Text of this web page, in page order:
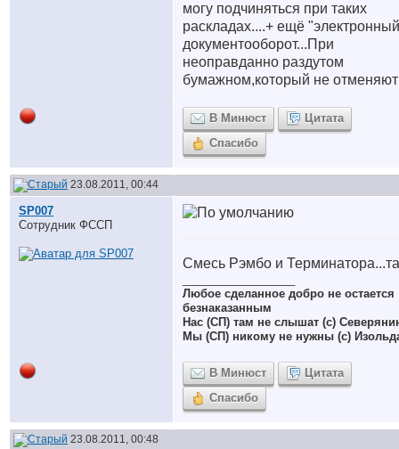
могу подчиняться при таких
раскладах....+ ещё
документооборот...При
неоправданно раздутом
бумажном,который не отменяют
В Минюст
Цитата
Спасибо
23.08.2011, 00:44
SP007
Сотрудник ФССП
Смесь Рэмбо и
Любое сделанное добро не остается
безнаказанным
Нас (СП) там не слышат (с)
Мы (СП) никому не нужны (с)
В Минюст
Цитата
Спасибо
23.08.2011, 00:48